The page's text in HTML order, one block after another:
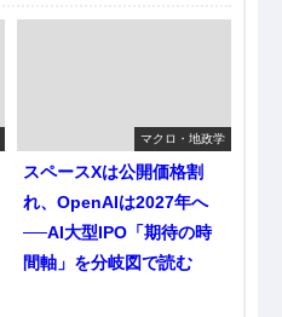
マクロ・地政学
スペースXは公開価格割
れ、OpenAIは2027年へ
──AI大型IPO「期待の時
間軸」を分岐図で読む